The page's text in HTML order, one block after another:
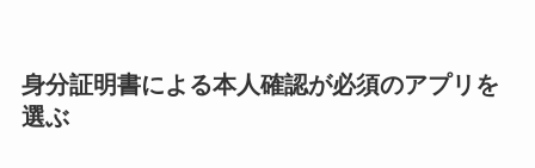
身分証明書による本人確認が必須のアプリを
選ぶ